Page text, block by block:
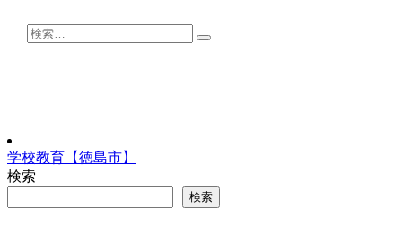
検
検
学校教育【徳島市】
検索
検索